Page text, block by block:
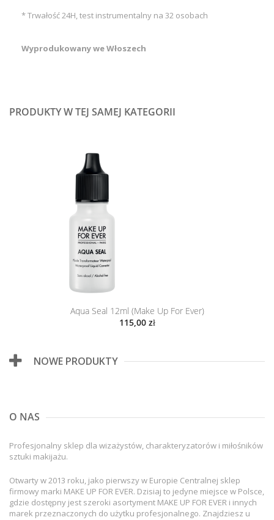
* Trwałość 24H, test instrumentalny na 32 osobach
Wyprodukowany we Włoszech
PRODUKTY W TEJ SAMEJ KATEGORII
Aqua Seal 12ml (Make Up For Ever)
115,00 zł
NOWE PRODUKTY
O NAS
Profesjonalny sklep dla wizażystów, charakteryzatorów i miłośników
sztuki makijażu.
Otwarty w 2013 roku, jako pierwszy w Europie Centralnej sklep
firmowy marki MAKE UP FOR EVER. Dzisiaj to jedyne miejsce w Polsce,
gdzie dostępny jest szeroki asortyment MAKE UP FOR EVER i innych
marek przeznaczonych do użytku profesjonalnego. Znajdziesz u